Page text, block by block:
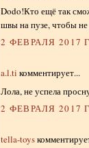
Dodo!Кто ещё так
швы на пузе, чтобы
2 ФЕВРАЛЯ 2017
a.l.ti комментирует...
Лола, не успела
2 ФЕВРАЛЯ 2017
tella-toys